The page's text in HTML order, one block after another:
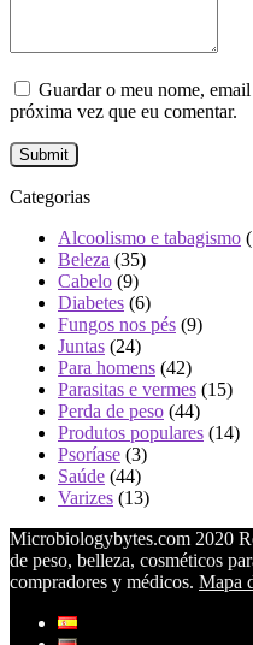
Guardar o meu nome,
próxima vez que eu comentar.
Categorias
Alcoolismo e tabagismo
Beleza (35)
Cabelo (9)
Diabetes (6)
Fungos nos pés (9)
Juntas (24)
Para homens (42)
Parasitas e vermes (15)
Perda de peso (44)
Produtos populares (14)
Psoríase (3)
Saúde (44)
Varizes (13)
Microbiologybytes.com 2020
de peso, belleza, cosméticos
compradores y médicos. Mapa